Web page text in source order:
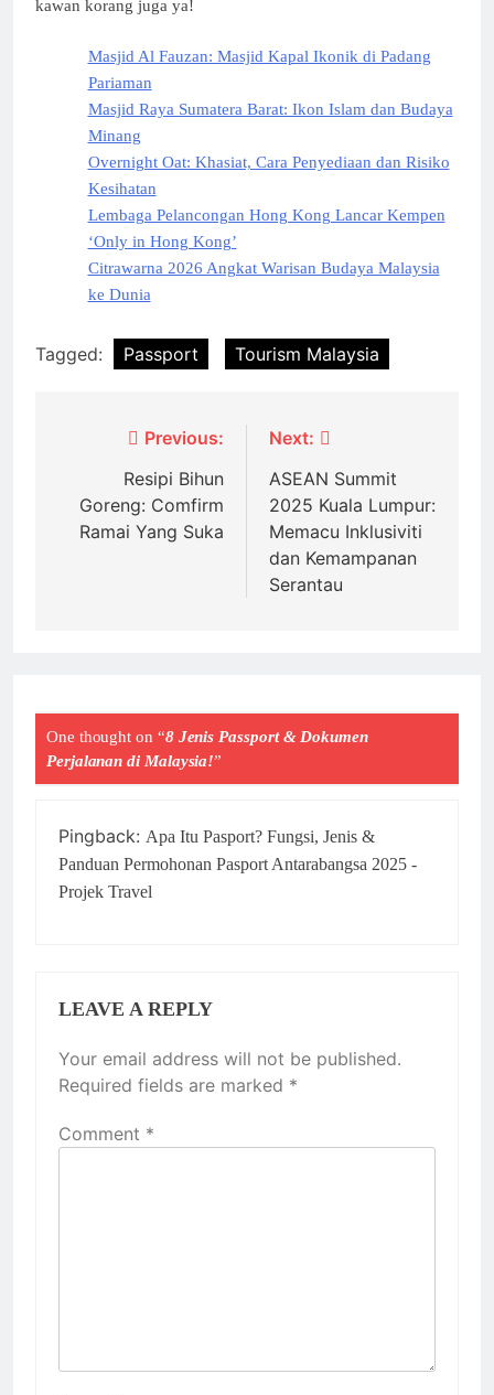
kawan korang juga ya!
Masjid Al Fauzan: Masjid Kapal Ikonik di Padang
Pariaman
Masjid Raya Sumatera Barat: Ikon Islam dan Budaya
Minang
Overnight Oat: Khasiat, Cara Penyediaan dan Risiko
Kesihatan
Lembaga Pelancongan Hong Kong Lancar Kempen
‘Only in Hong Kong’
Citrawarna 2026 Angkat Warisan Budaya Malaysia
ke Dunia
Tagged: Passport Tourism Malaysia
navigation
Previous:
Resipi Bihun
Goreng: Comfirm
Ramai Yang Suka
Next:
ASEAN Summit
2025 Kuala Lumpur:
Memacu Inklusiviti
dan Kemampanan
Serantau
One thought on “8 Jenis Passport & Dokumen
Perjalanan di Malaysia!”
Pingback: Apa Itu Pasport? Fungsi, Jenis &
Panduan Permohonan Pasport Antarabangsa 2025 -
Projek Travel
LEAVE A REPLY
Your email address will not be published.
Required fields are marked *
Comment *